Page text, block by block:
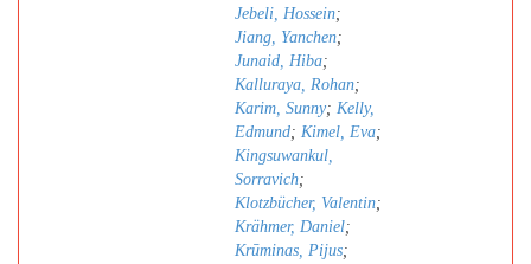
Jebeli, Hossein;
Jiang, Yanchen;
Junaid, Hiba;
Kalluraya, Rohan;
Karim, Sunny; Kelly,
Edmund; Kimel, Eva;
Kingsuwankul,
Sorravich;
Klotzbücher, Valentin;
Krähmer, Daniel;
Krūminas, Pijus;